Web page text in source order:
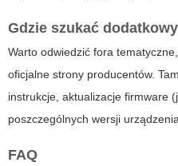
Gdzie szukać
Warto odwiedzić fora
oficjalne strony producentów.
instrukcje, aktualizacje firmware
poszczególnych wersji
FAQ